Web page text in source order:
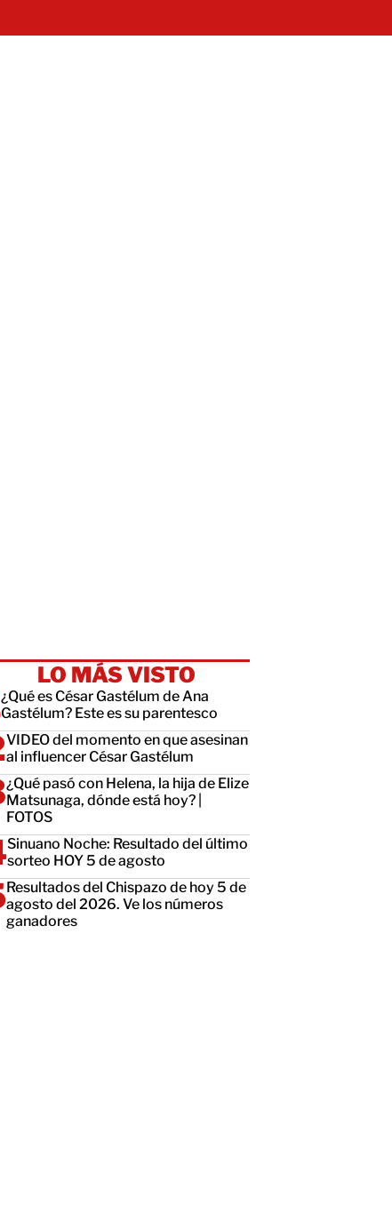
LO MÁS VISTO
¿Qué es César Gastélum de Ana
Gastélum? Este es su parentesco
VIDEO del momento en que asesinan
al influencer César Gastélum
¿Qué pasó con Helena, la hija de Elize
Matsunaga, dónde está hoy? |
FOTOS
Sinuano Noche: Resultado del último
sorteo HOY 5 de agosto
Resultados del Chispazo de hoy 5 de
agosto del 2026. Ve los números
ganadores